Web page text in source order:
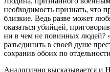
необходимость признать, что
близкие. Ведь разве может
оказаться убийцей,
ни в чем не повинных людей?
разъединить в своей душе
сохранив обоих по
Аналогично высказывается и